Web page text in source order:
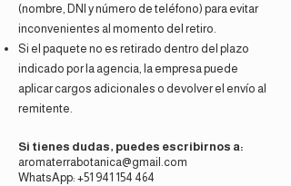
(nombre, DNI y número de teléfono) para evitar
inconvenientes al momento del retiro.
Si el paquete no es retirado dentro del plazo
indicado por la agencia, la empresa puede
aplicar cargos adicionales o devolver el envío al
remitente.
Si tienes dudas, puedes escribirnos a:
aromaterrabotanica@gmail.com
WhatsApp: +51 941 154 464